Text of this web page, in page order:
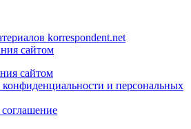
korrespondent.net
сайтом
сайтом
и персональных
соглашение